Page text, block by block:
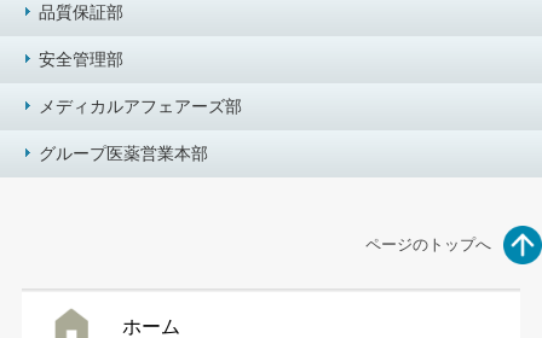
品質保証部
安全管理部
メディカルアフェアーズ部
グループ医薬営業本部
ページのトップへ
ホーム